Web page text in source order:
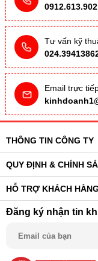
0912.613.902
Tư vấn kỹ
Email trực
THÔNG TIN CÔNG TY
QUY ĐỊNH & CHÍNH
HỖ TRỢ KHÁCH HÀNG
Đăng ký nhận tin